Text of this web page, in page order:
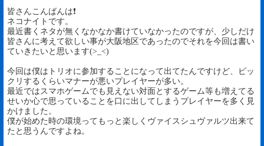
皆さんこんばんは❗
ネコナイトです。
最近書くネタが無くなかなか書けていなかったのですが、少しだけ
皆さんに考えて欲しい事が大阪地区であったのでそれを今回は書い
ていきたいと思います(>_<)
今回は僕はトリオに参加することになって出てたんですけど、ビッ
クリするくらいマナーが悪いプレイヤーが多い。
最近ではスマホゲームでも見えない対面とするゲーム等も増えてる
せいか心で思っていることを口に出してしまうプレイヤーを多く見
かけました。
僕が始めた時の環境ってもっと楽しくヴァイスシュヴァルツ出来て
たと思うんですよね。